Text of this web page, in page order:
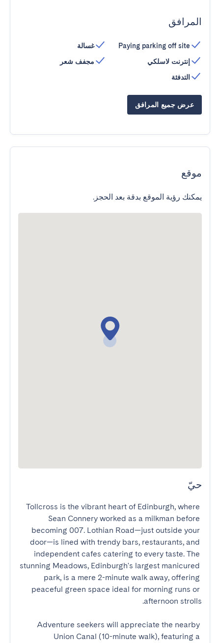
المرافق
Paying parking off site
إنترنت لاسلكي
التدفئة
غسالة
مجفف شعر
عرض جميع المرافق
موقع
يمكنك رؤية الموقع بدقة بعد الحجز.
حيّ
Tollcross is the vibrant heart of Edinburgh, where
Sean Connery worked as a milkman before
becoming 007. Lothian Road—just outside your
door—is lined with trendy bars, restaurants, and
independent cafes catering to every taste. The
stunning Meadows, Edinburgh's largest manicured
park, is a mere 2-minute walk away, offering
peaceful green space ideal for morning runs or
Adventure seekers will appreciate the nearby
Union Canal (10-minute walk), featuring a